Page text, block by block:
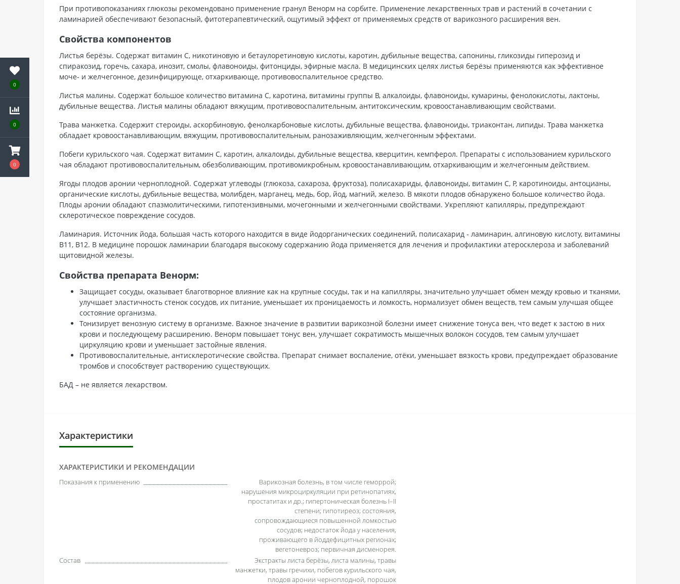
0
0
0
При противопоказаниях глюкозы рекомендовано применение гранул Венорм на сорбите. Применение лекарственных трав и растений в сочетании с
ламинарией обеспечивают безопасный, фитотерапевтический, ощутимый эффект от применяемых средств от варикозного расширения вен.
Свойства компонентов
Листья берёзы. Содержат витамин С, никотиновую и бетаулоретиновую кислоты, каротин, дубильные вещества, сапонины, гликозиды гиперозид и
спиракозид, горечь, сахара, инозит, смолы, флавоноиды, фитонциды, эфирные масла. В медицинских целях листья берёзы применяются как эффективное
моче- и желчегонное, дезинфицирующе, отхаркивающе, противовоспалительное средство.
Листья малины. Содержат большое количество витамина С, каротина, витамины группы В, алкалоиды, флавоноиды, кумарины, фенолокислоты, лактоны,
дубильные вещества. Листья малины обладают вяжущим, противовоспалительным, антитоксическим, кровоостанавливающим свойствами.
Трава манжетка. Содержит стероиды, аскорбиновую, фенолкарбоновые кислоты, дубильные вещества, флавоноиды, триаконтан, липиды. Трава манжетка
обладает кровоостанавливающим, вяжущим, противовоспалительным, ранозаживляющим, желчегонным эффектами.
Побеги курильского чая. Содержат витамин С, каротин, алкалоиды, дубильные вещества, кверцитин, кемпферол. Препараты с использованием курильского
чая обладают противовоспалительным, обезболивающим, противомикробным, кровоостанавливающим, отхаркивающим и желчегонным действием.
Ягоды плодов аронии черноплодной. Содержат углеводы (глюкоза, сахароза, фруктоза), полисахариды, флавоноиды, витамин С, Р, каротиноиды, антоцианы,
органические кислоты, дубильные вещества, молибден, марганец, медь, бор, йод, магний, железо. В мякоти плодов обнаружено большое количество йода.
Плоды аронии обладают спазмолитическими, гипотензивными, мочегонными и желчегонными свойствами. Укрепляют капилляры, предупреждают
склеротическое повреждение сосудов.
Ламинария. Источник йода, большая часть которого находится в виде йодорганических соединений, полисахарид - ламинарин, алгиновую кислоту, витамины
В11, В12. В медицине порошок ламинарии благодаря высокому содержанию йода применяется для лечения и профилактики атеросклероза и заболеваний
щитовидной железы.
Свойства препарата Венорм:
Защищает сосуды, оказывает благотворное влияние как на крупные сосуды, так и на капилляры, значительно улучшает обмен между кровью и тканями,
улучшает эластичность стенок сосудов, их питание, уменьшает их проницаемость и ломкость, нормализует обмен веществ, тем самым улучшая общее
состояние организма.
Тонизирует венозную систему в организме. Важное значение в развитии варикозной болезни имеет снижение тонуса вен, что ведет к застою в них
крови и последующему расширению. Венорм повышает тонус вен, улучшает сократимость мышечных волокон сосудов, тем самым улучшает
циркуляцию крови и уменьшает застойные явления.
Противовоспалительные, антисклеротические свойства. Препарат снимает воспаление, отёки, уменьшает вязкость крови, предупреждает образование
тромбов и способствует растворению существующих.
БАД – не является лекарством.
Характеристики
ХАРАКТЕРИСТИКИ И РЕКОМЕНДАЦИИ
Показания к применению
Варикозная болезнь, в том числе геморрой;
нарушения микроциркуляции при ретинопатиях,
простатитах и др.; гипертоническая болезнь I–II
степени; гипотиреоз; состояния,
сопровождающиеся повышенной ломкостью
сосудов; недостаток йода у населения,
проживающего в йоддефицитных регионах;
вегетоневроз; первичная дисменорея.
Состав
Экстракты листа берёзы, листа малины, травы
манжетки, травы гречихи, побегов курильского чая,
плодов аронии черноплодной, порошок